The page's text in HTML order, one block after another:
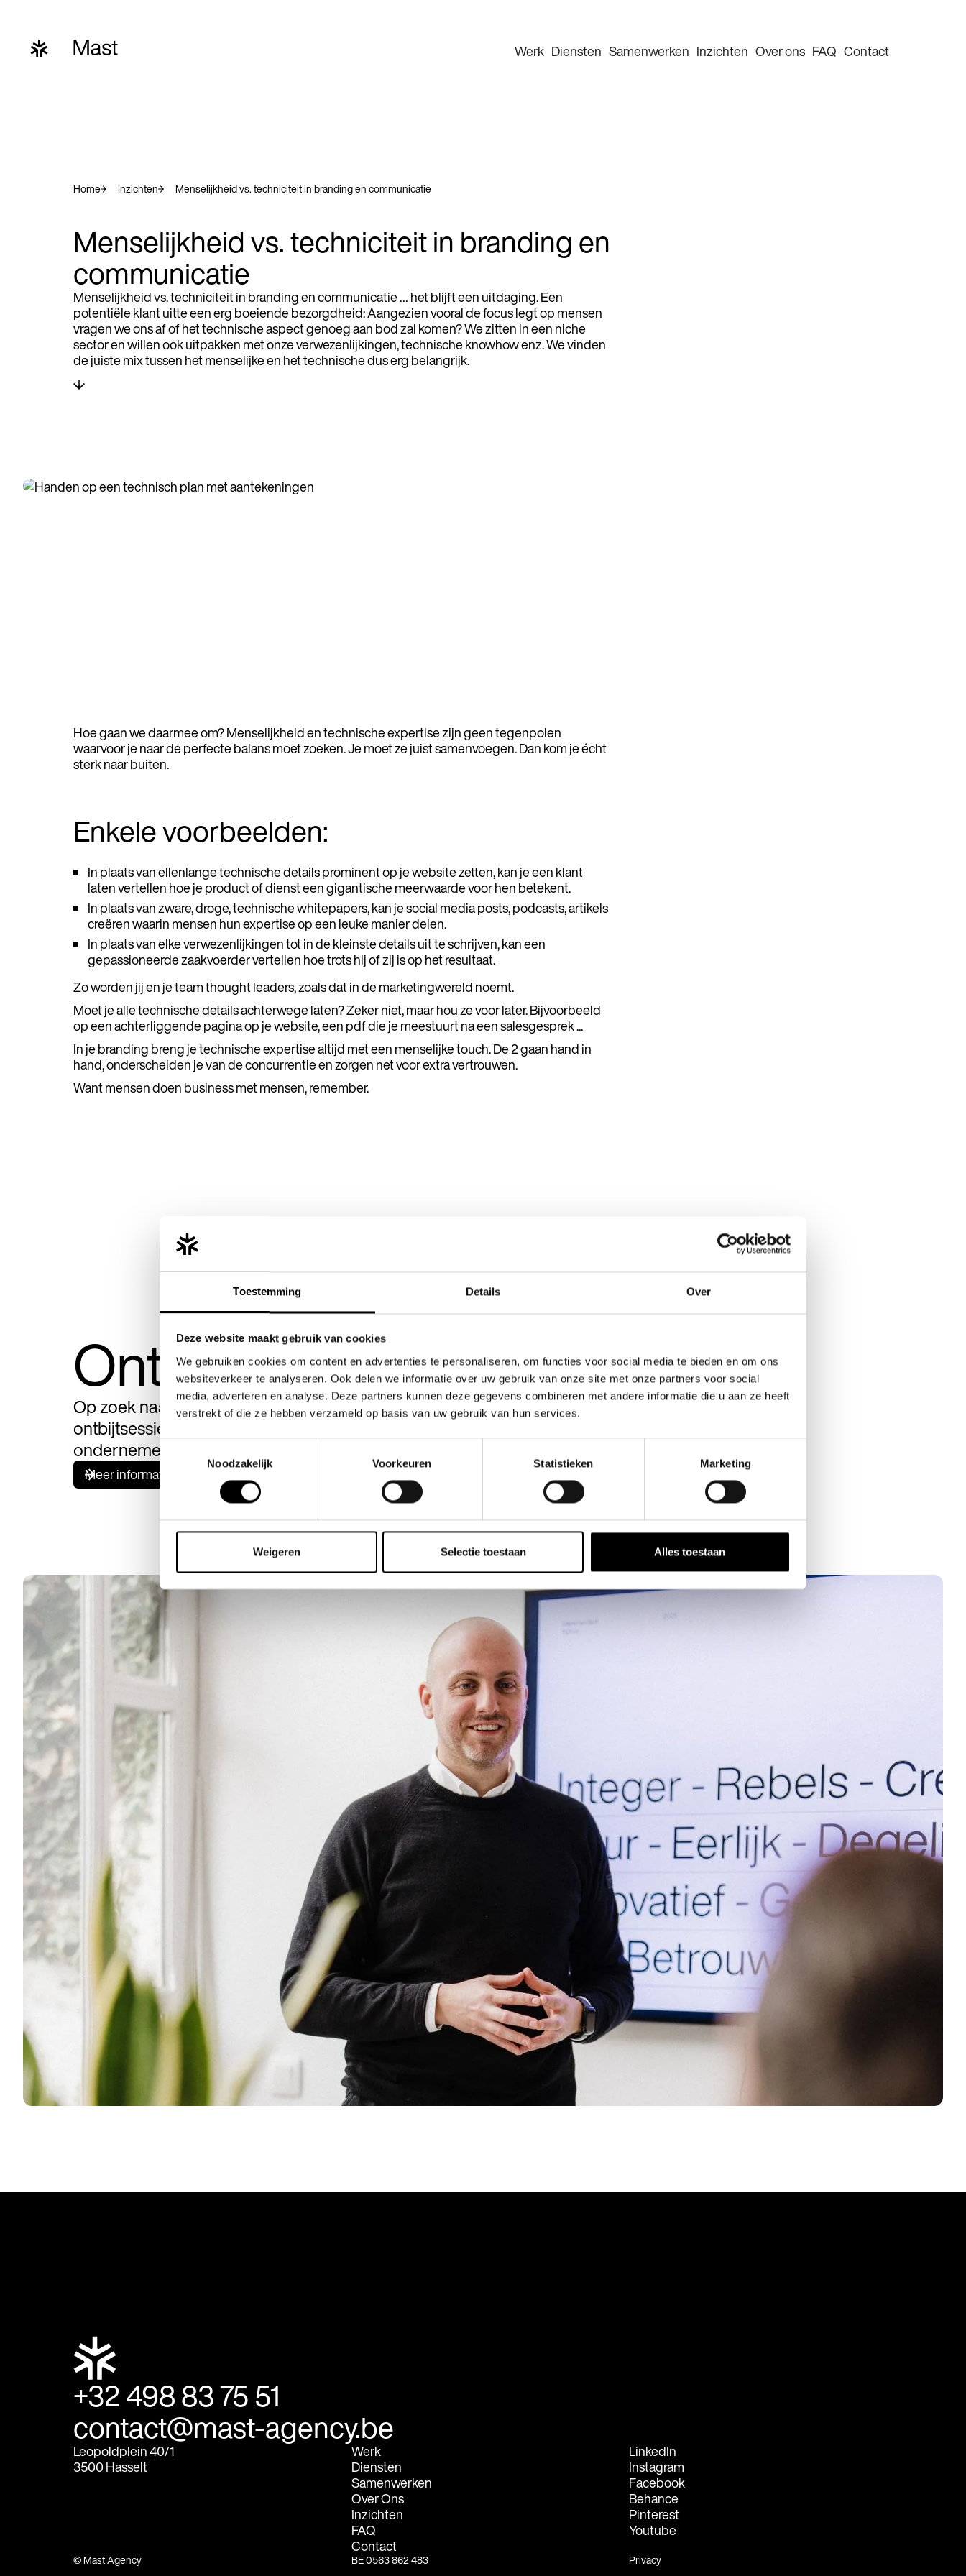
Toestemming Details Over
Deze website maakt gebruik van cookies
We gebruiken cookies om content en advertenties te personaliseren, om functies voor social media te bieden en om ons
websiteverkeer te analyseren. Ook delen we informatie over uw gebruik van onze site met onze partners voor social
media, adverteren en analyse. Deze partners kunnen deze gegevens combineren met andere informatie die u aan ze heeft
verstrekt of die ze hebben verzameld op basis van uw gebruik van hun services.
Toestemmingsselectie
Noodzakelijk
Voorkeuren Statistieken Marketing
Weigeren Selectie toestaan Alles toestaan
Werk Diensten Samenwerken Inzichten Over ons FAQ Contact
Home Inzichten Menselijkheid vs. techniciteit in branding en communicatie
Menselijkheid vs. techniciteit in branding en
communicatie
Menselijkheid vs. techniciteit in branding en communicatie … het blijft een uitdaging. Een
potentiële klant uitte een erg boeiende bezorgdheid: Aangezien vooral de focus legt op mensen
vragen we ons af of het technische aspect genoeg aan bod zal komen? We zitten in een niche
sector en willen ook uitpakken met onze verwezenlijkingen, technische knowhow enz. We vinden
de juiste mix tussen het menselijke en het technische dus erg belangrijk.
Hoe gaan we daarmee om? Menselijkheid en technische expertise zijn geen tegenpolen
waarvoor je naar de perfecte balans moet zoeken. Je moet ze juist samenvoegen. Dan kom je écht
sterk naar buiten.
Enkele voorbeelden:
In plaats van ellenlange technische details prominent op je website zetten, kan je een klant
laten vertellen hoe je product of dienst een gigantische meerwaarde voor hen betekent.
In plaats van zware, droge, technische whitepapers, kan je social media posts, podcasts, artikels
creëren waarin mensen hun expertise op een leuke manier delen.
In plaats van elke verwezenlijkingen tot in de kleinste details uit te schrijven, kan een
gepassioneerde zaakvoerder vertellen hoe trots hij of zij is op het resultaat.
Zo worden jij en je team thought leaders, zoals dat in de marketingwereld noemt.
Moet je alle technische details achterwege laten? Zeker niet, maar hou ze voor later. Bijvoorbeeld
op een achterliggende pagina op je website, een pdf die je meestuurt na een salesgesprek ...
In je branding breng je technische expertise altijd met een menselijke touch. De 2 gaan hand in
hand, onderscheiden je van de concurrentie en zorgen net voor extra vertrouwen.
Want mensen doen business met mensen, remember.
Ontbijtsessies
Op zoek naar meer inspiratie? Mast trakteert jaarlijks met 6 inspirerende
ontbijtsessies voor een select groepje van 6 marketeers en
ondernemers. Deelnemen is gratis en warm aangeraden.
Meer informatie
+32 498 83 75 51
contact@mast-agency.be
Leopoldplein 40/1
3500 Hasselt
Werk
Diensten
Samenwerken
Over Ons
Inzichten
FAQ
Contact
LinkedIn
Instagram
Facebook
Behance
Pinterest
Youtube
© Mast Agency BE 0563 862 483 Privacy